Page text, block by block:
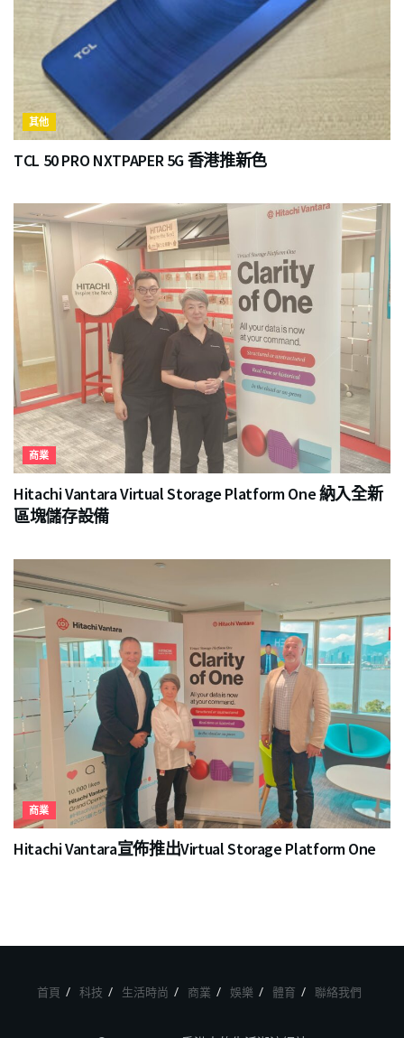
其他
TCL 50 PRO NXTPAPER 5G 香港推新色
商業
Hitachi Vantara Virtual Storage Platform One 納入全新
區塊儲存設備
商業
Hitachi Vantara宣佈推出Virtual Storage Platform One
首頁 科技 生活時尚 商業 娛樂 體育 聯絡我們